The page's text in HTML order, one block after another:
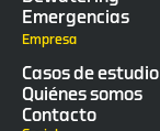
Emergencias
Empresa
Casos de estudio
Quiénes somos
Contacto